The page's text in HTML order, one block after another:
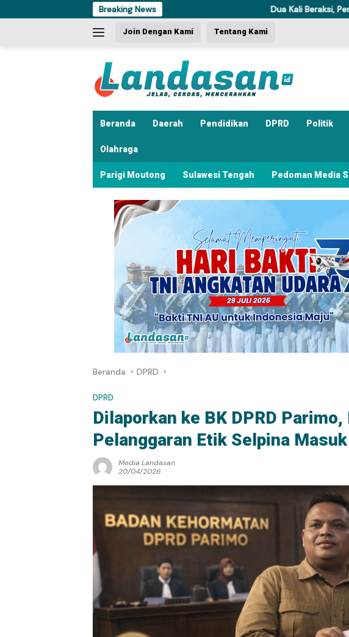
ke
Breaking News Dua Kali Beraksi, Pencuri Ayam di
Join Dengan Kami Tentang Kami
Beranda Daerah Pendidikan DPRD Politik
Olahraga
Parigi Moutong Sulawesi Tengah Pedoman Media
Beranda DPRD
DPRD
Dilaporkan ke BK DPRD Parimo,
Pelanggaran Etik Selpina
Media Landasan
20/04/2026